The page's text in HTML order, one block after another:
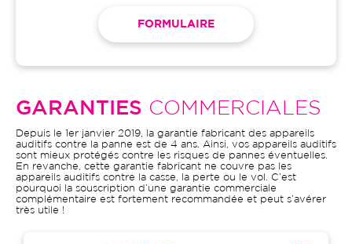
FORMULAIRE
GARANTIES COMMERCIALES
Depuis le 1er janvier 2019, la garantie fabricant des appareils
auditifs contre la panne est de 4 ans. Ainsi, vos appareils auditifs
sont mieux protégés contre les risques de pannes éventuelles.
En revanche, cette garantie fabricant ne couvre pas les
appareils auditifs contre la casse, la perte ou le vol. C’est
pourquoi la souscription d’une garantie commerciale
complémentaire est fortement recommandée et peut s’avérer
très utile !